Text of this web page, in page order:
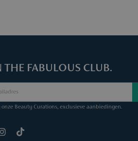
THE FABULOUS CLUB.
onze Beauty Curations, exclusieve aanbiedingen.